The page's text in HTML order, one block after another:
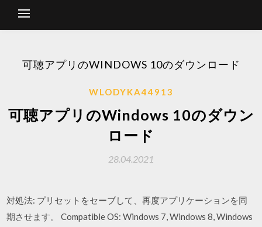
可聴アプリのWINDOWS 10のダウンロード
WLODYKA44913
可聴アプリのWindows 10のダウン
ロード
28.04.2021
対処法: プリセットをセーブして、再度アプリケーションを同
期させます。 Compatible OS: Windows 7, Windows 8, Windows